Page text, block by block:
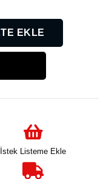
İstek Listeme Ekle